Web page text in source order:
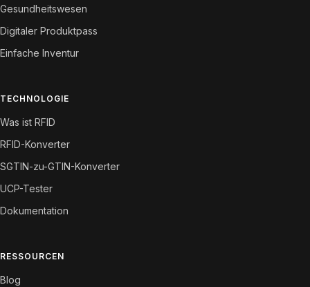
Gesundheitswesen
Digitaler Produktpass
Einfache Inventur
TECHNOLOGIE
Was ist RFID
RFID-Konverter
SGTIN-zu-GTIN-Konverter
UCP-Tester
Dokumentation
RESSOURCEN
Blog